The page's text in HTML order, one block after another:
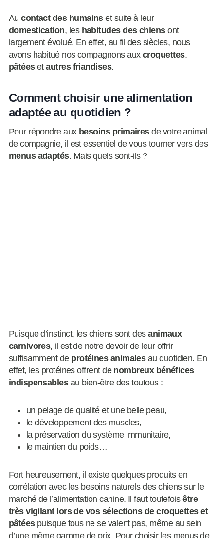
Aucontact des humainset suite à leur
domestication, les habitudes des chiensont
largement évolué. En effet, au fil des siècles, nous
avons habitué nos compagnons aux croquettes,
pâtéesetautres friandises.
Comment choisir une alimentation
adaptée au quotidien ?
Pour répondre aux besoins primairesde votre animal
de compagnie, il est essentiel de vous tourner vers des
menus adaptés. Mais quels sont-ils ?
Puisque d’instinct, les chiens sont desanimaux
carnivores, il est de notre devoir de leur offrir
suffisamment de protéines animalesau quotidien. En
effet, les protéines offrent de nombreux bénéfices
indispensablesau bien-être des toutous :
un pelage de qualité et une belle peau,
le développement des muscles,
la préservation du système immunitaire,
le maintien du poids…
Fort heureusement, il existe quelques produits en
corrélation avec les besoins naturels des chiens sur le
marché de l’alimentation canine. Il faut toutefoisêtre
très vigilant lors de vos sélections de croquettes et
pâtéespuisque tous ne se valent pas, même au sein
d’une même gamme de prix. Pour choisir les menus de